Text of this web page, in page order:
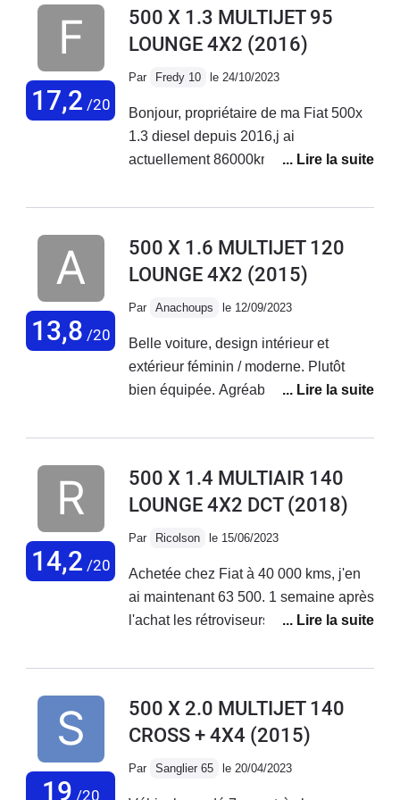
17,2 /20
500 X 1.3 MULTIJET 95
LOUNGE 4X2 (2016)
Par Fredy 10 le 24/10/2023
Bonjour, propriétaire de ma Fiat 500x
1.3 diesel depuis 2016,j ai
actuellement 86000km au compteur
Entretien courant effectué chez Fiat
polyvalent.
13,8 /20
500 X 1.6 MULTIJET 120
LOUNGE 4X2 (2015)
Par Anachoups le 12/09/2023
Belle voiture, design intérieur et
extérieur féminin / moderne. Plutôt
bien équipée. Agréable à conduire sur
de route. Malheureusement aucune
voiture vieillit très mal, tout se met à
déconner et les réparations
de leurs défauts de fabrication !
J'adore ma voiture mais au vu des
coûts de réparations faramineux, des
cesse... Je vais la revendre.
14,2 /20
500 X 1.4 MULTIAIR 140
LOUNGE 4X2 DCT(2018)
Par Ricolson le 15/06/2023
Achetée chez Fiat à 40 000 kms, j'en
ai maintenant 63 500. 1 semaine après
l'achat les rétroviseurs électriques ne
en concession. Plus gênant, 2 mois
mode dégradé. Retour en concession
en dépanneuse; problème de
19 /20
500 X 2.0 MULTIJET 140
CROSS + 4X4 (2015)
Par Sanglier 65 le 20/04/2023